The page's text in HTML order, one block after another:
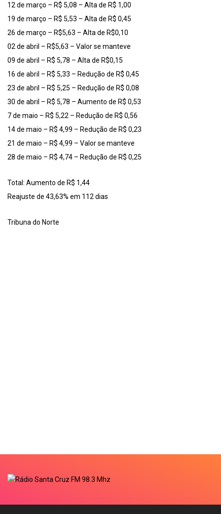
12 de março – R$ 5,08 – Alta de R$ 1,00
19 de março – R$ 5,53 – Alta de R$ 0,45
26 de março – R$5,63 – Alta de R$0,10
02 de abril – R$5,63 – Valor se manteve
09 de abril – R$ 5,78 – Alta de R$0,15
16 de abril – R$ 5,33 – Redução de R$ 0,45
23 de abril – R$ 5,25 – Redução de R$ 0,08
30 de abril – R$ 5,78 – Aumento de R$ 0,53
7 de maio – R$ 5,22 – Redução de R$ 0,56
14 de maio – R$ 4,99 – Redução de R$ 0,23
21 de maio – R$ 4,99 – Valor se manteve
28 de maio – R$ 4,74 – Redução de R$ 0,25
Total: Aumento de R$ 1,44
Reajuste de 43,63% em 112 dias
Tribuna do Norte